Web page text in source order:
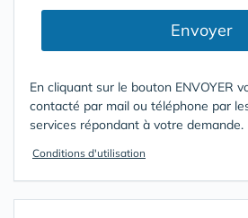
Envoyer
En cliquant sur le bouton ENVOYER
contacté par mail ou téléphone par
services répondant à votre demande.
Conditions d'utilisation